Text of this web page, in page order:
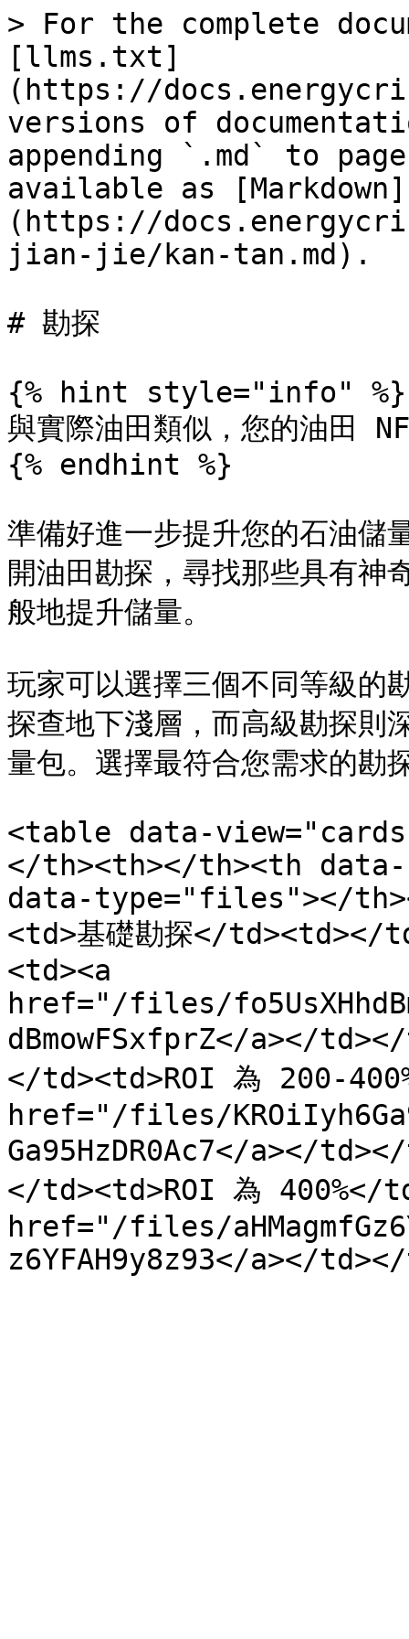
> For the complete
[llms.txt]
(https://
versions of
appending `.md` to
available as [Markdown]
(https://
jian-jie/kan-tan.md).
# 勘探
{% hint style="info" %}
與實際油田類似，您的油田
{% endhint %}
準備好進一步提升您的石油儲
開油田勘探，尋找那些具有神
般地提升儲量。
玩家可以選擇三個不同等級的
探查地下淺層，而高級勘探則
量包。選擇最符合您需求的勘
<table data-
</th><th></th><th
data-type="files"></
<td>基礎勘探</td><td></
<td><a
href="/files/
dBmowFSxfprZ</a></
</td><td>ROI 為 200-
href="/files/
Ga95HzDR0Ac7</a></
</td><td>ROI 為 400%</
href="/files/